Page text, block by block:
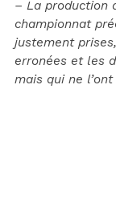
– La production
championnat
justement
erronées et les
mais qui ne